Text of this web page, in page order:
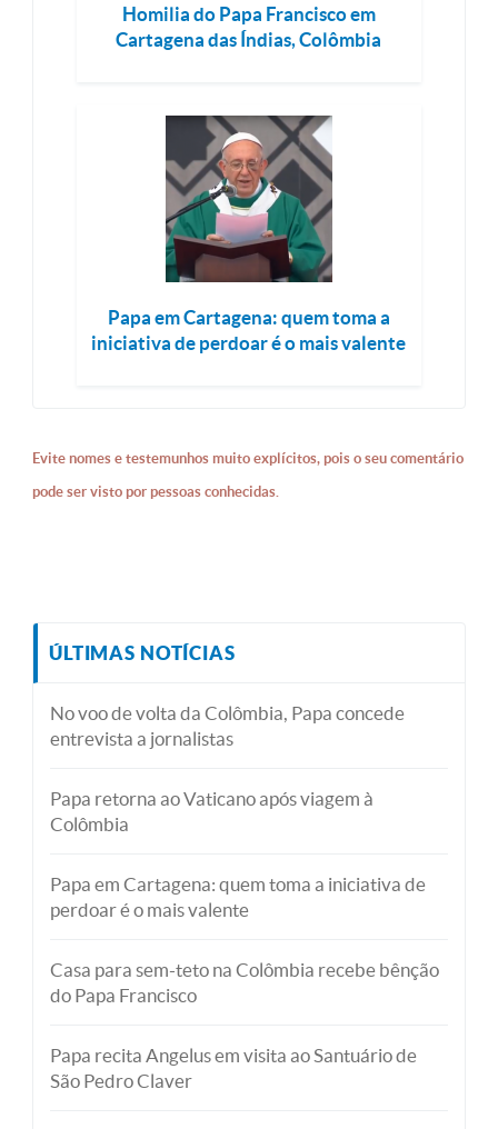
Homilia do Papa Francisco em
Cartagena das Índias, Colômbia
Papa em Cartagena: quem toma a
iniciativa de perdoar é o mais valente
Evite nomes e testemunhos muito explícitos, pois o seu comentário
pode ser visto por pessoas conhecidas.
ÚLTIMAS NOTÍCIAS
No voo de volta da Colômbia, Papa concede
entrevista a jornalistas
Papa retorna ao Vaticano após viagem à
Colômbia
Papa em Cartagena: quem toma a iniciativa de
perdoar é o mais valente
Casa para sem-teto na Colômbia recebe bênção
do Papa Francisco
Papa recita Angelus em visita ao Santuário de
São Pedro Claver